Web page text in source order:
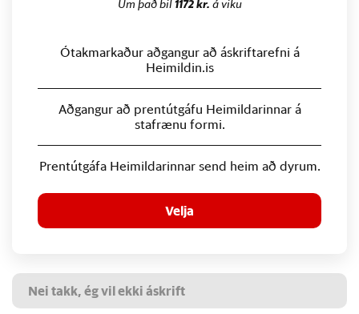
Um það bil1172 kr. á viku
Ótakmarkaður aðgangur að áskriftarefni á
Heimildin.is
Aðgangur að prentútgáfu Heimildarinnar á
stafrænu formi.
Prentútgáfa Heimildarinnar send heim að dyrum.
Velja
Nei takk, ég vil ekki áskrift